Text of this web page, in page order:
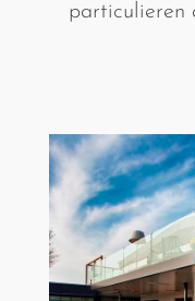
particulieren